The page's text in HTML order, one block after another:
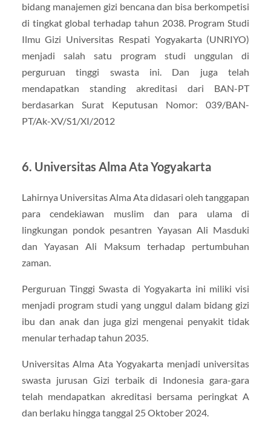
bidang manajemen gizi bencana dan bisa berkompetisi
di tingkat global terhadap tahun 2038. Program Studi
Ilmu Gizi Universitas Respati Yogyakarta (UNRIYO)
menjadi salah satu program studi unggulan di
perguruan tinggi swasta ini. Dan juga telah
mendapatkan standing akreditasi dari BAN-PT
berdasarkan Surat Keputusan Nomor: 039/BAN-
PT/Ak-XV/S1/XI/2012
6. Universitas Alma Ata Yogyakarta
Lahirnya Universitas Alma Ata didasari oleh tanggapan
para cendekiawan muslim dan para ulama di
lingkungan pondok pesantren Yayasan Ali Masduki
dan Yayasan Ali Maksum terhadap pertumbuhan
zaman.
Perguruan Tinggi Swasta di Yogyakarta ini miliki visi
menjadi program studi yang unggul dalam bidang gizi
ibu dan anak dan juga gizi mengenai penyakit tidak
menular terhadap tahun 2035.
Universitas Alma Ata Yogyakarta menjadi universitas
swasta jurusan Gizi terbaik di Indonesia gara-gara
telah mendapatkan akreditasi bersama peringkat A
dan berlaku hingga tanggal 25 Oktober 2024.